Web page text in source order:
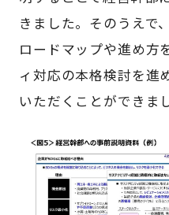
きました。そのうえで
ロードマップや進め方
ィ対応の本格検討を進
いただくことができま